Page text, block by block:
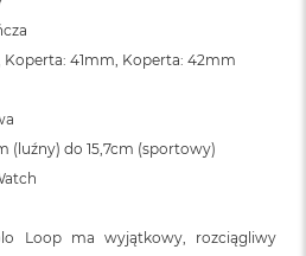
41mm, Koperta: 42mm
(luźny) do 15,7cm (sportowy)
Loop ma wyjątkowy, rozciągliwy